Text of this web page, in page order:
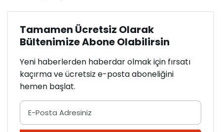
Tamamen Ücretsiz Olarak
Bültenimize Abone Olabilirsin
Yeni haberlerden haberdar olmak için fırsatı
kaçırma ve ücretsiz e-posta aboneliğini
hemen başlat.